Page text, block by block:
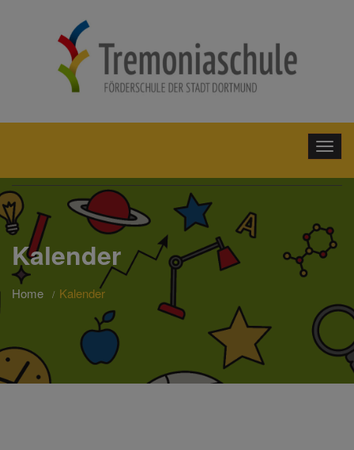
Kalender
Home Kalender